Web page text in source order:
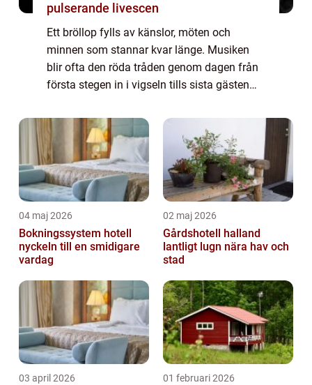
pulserande livescen
Ett bröllop fylls av känslor, möten och
minnen som stannar kvar länge. Musiken
blir ofta den röda tråden genom dagen från
första stegen in i vigseln tills sista gästen
en trubadur bröllop för att skapa en va...
04 maj 2026
Bokningssystem hotell
nyckeln till en smidigare
vardag
02 maj 2026
Gårdshotell halland
lantligt lugn nära hav och
stad
03 april 2026 01 februari 2026